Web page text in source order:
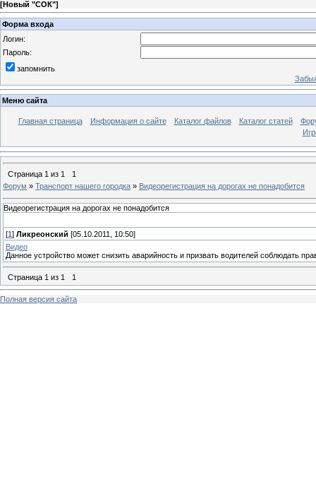
[Новый "СОК"]
Форма входа
Логин:
Пароль:
запомнить
Меню сайта
Главная страница Информация о сайте Каталог файлов Каталог статей
Страница 1 из 1
1
Форум » Транспорт нашего городка » Видеорегистрация на дорогах не понадобится
Видеорегистрация на дорогах не понадобится
[1 ] Ликреонский [05.10.2011, 10:50]
Видео
Данное устройство может снизить аварийность и призвать водителей соблюдать
Страница 1 из 1 1
Полная версия сайта